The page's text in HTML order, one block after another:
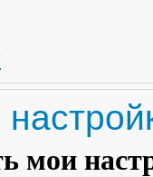
мои